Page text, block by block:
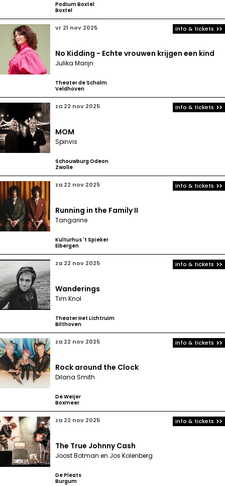
Podium Boxtel
Boxtel
vr 21 nov 2025
No Kidding - Echte vrouwen krijgen een kind
Julika Marijn
Theater de Schalm
Veldhoven
info & tickets
za 22 nov 2025
MOM
Spinvis
Schouwburg Odeon
Zwolle
info & tickets
za 22 nov 2025
Running in the Family II
Tangarine
Kulturhus 't Spieker
Eibergen
info & tickets
za 22 nov 2025
Wanderings
Tim Knol
Theater Het Lichtruim
Bilthoven
info & tickets
za 22 nov 2025
Rock around the Clock
Dilana Smith
De Weijer
Boxmeer
info & tickets
za 22 nov 2025
The True Johnny Cash
Joost Botman en Jos Kolenberg
De Pleats
Burgum
info & tickets